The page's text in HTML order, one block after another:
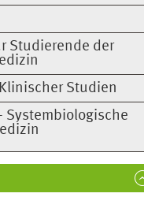
Studierende der
Studien
Systembiologische